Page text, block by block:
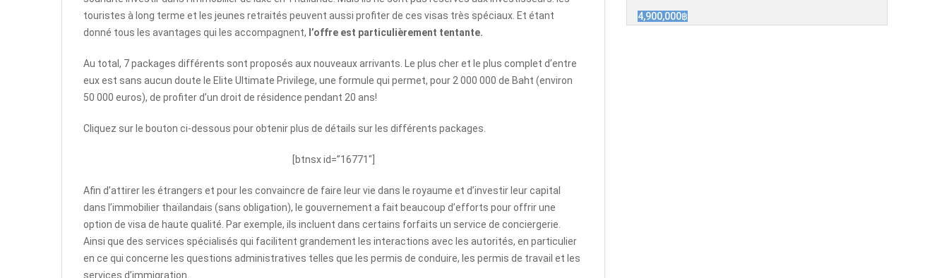
touristes à long terme et les jeunes retraités peuvent aussi profiter de ces visas très spéciaux. Et étant
donné tous les avantages qui les accompagnent, l’offre est particulièrement tentante.
Au total, 7 packages différents sont proposés aux nouveaux arrivants. Le plus cher et le plus complet d’entre
eux est sans aucun doute le Elite Ultimate Privilege, une formule qui permet, pour 2 000 000 de Baht (environ
50 000 euros), de profiter d’un droit de résidence pendant 20 ans!
Cliquez sur le bouton ci-dessous pour obtenir plus de détails sur les différents packages.
[btnsx id=”16771″]
Afin d’attirer les étrangers et pour les convaincre de faire leur vie dans le royaume et d’investir leur capital
dans l’immobilier thaïlandais (sans obligation), le gouvernement a fait beaucoup d’efforts pour offrir une
option de visa de haute qualité. Par exemple, ils incluent dans certains forfaits un service de conciergerie.
Ainsi que des services spécialisés qui facilitent grandement les interactions avec les autorités, en particulier
en ce qui concerne les questions administratives telles que les permis de conduire, les permis de travail et les
services d’immigration.
4,900,000฿